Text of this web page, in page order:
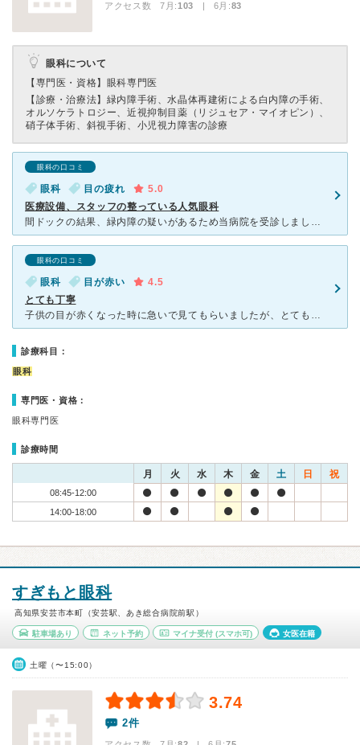
アクセス数 7月:103 | 6月:83
眼科について
【専門医・資格】 眼科専門医
【診療・治療法】 緑内障手術、水晶体再建術による白内障の手術、
オルソケラトロジー、近視抑制目薬（リジュセア・マイオピン）、
硝子体手術、斜視手術、小児視力障害の診療
眼科の口コミ
眼科 目の疲れ
5.0
医療設備、スタッフの整っている人気眼科
間ドックの結果、緑内障の疑いがあるため当病院を受診しました。病院はかなり大きく駐車場も広めで場所もわかりやすいところにありました。院内は患者で溢れていて、人気病院である事が一目瞭然でした。院内は綺麗で
眼科の口コミ
眼科 目が赤い
4.5
とても丁寧
子供の目が赤くなった時に急いで見てもらいましたが、とても丁寧な優しい先生で子供の扱いもとても上手でした。 病院も手入れをされていてとても綺麗で清潔感もあり、受付の方も優しく感じの良い方でした。
診療科目：
眼科
専門医・資格：
眼科専門医
診療時間
月 火 水 木 金 土 日 祝
08:45-12:00
14:00-18:00
すぎもと眼科
高知県安芸市本町（安芸駅、あき総合病院前駅）
駐車場あり ネット予約 マイナ受付 (スマホ可) 女医在籍
土曜（〜15:00）
3.74
2件